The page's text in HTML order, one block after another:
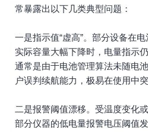
常暴露出以下几类典型问题：
一是指示值“虚高”。部分设备在
实际容量大幅下降时，电量指示
通常是由于电池管理算法未随电
户误判续航能力，极易在使用中突
二是报警阈值漂移。受温度变化
部分仪器的低电量报警电压阈值